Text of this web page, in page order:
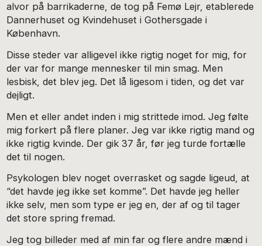
alvor på barrikaderne, de tog på Femø Lejr, etablerede
Dannerhuset og Kvindehuset i Gothersgade i
København.
Disse steder var alligevel ikke rigtig noget for mig, for
der var for mange mennesker til min smag. Men
lesbisk, det blev jeg. Det lå ligesom i tiden, og det var
dejligt.
Men et eller andet inden i mig strittede imod. Jeg følte
mig forkert på flere planer. Jeg var ikke rigtig mand og
ikke rigtig kvinde. Der gik 37 år, før jeg turde fortælle
det til nogen.
Psykologen blev noget overrasket og sagde ligeud, at
“det havde jeg ikke set komme”. Det havde jeg heller
ikke selv, men som type er jeg en, der af og til tager
det store spring fremad.
Jeg tog billeder med af min far og flere andre mænd i